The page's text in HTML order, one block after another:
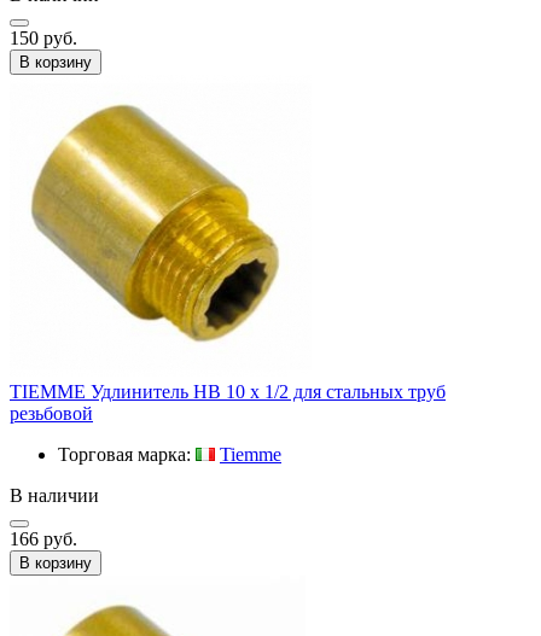
150 руб.
В корзину
TIEMME Удлинитель HВ 10 x 1/2 для стальных труб
резьбовой
Торговая марка:
Tiemme
В наличии
166 руб.
В корзину